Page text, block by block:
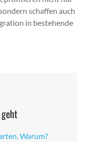
schaf­fen auch
in beste­hende
Warum?